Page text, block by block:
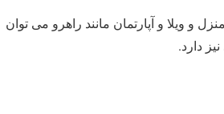
ویلا و آپارتمان مانند راهرو می توان